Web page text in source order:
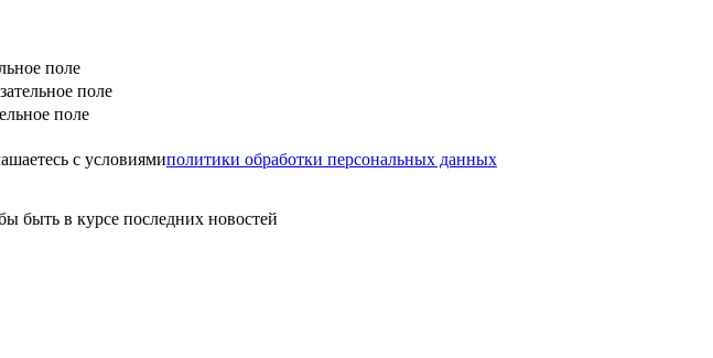
поле
поле
поле
с условиямиполитики обработки персональных данных
быть в курсе последних новостей